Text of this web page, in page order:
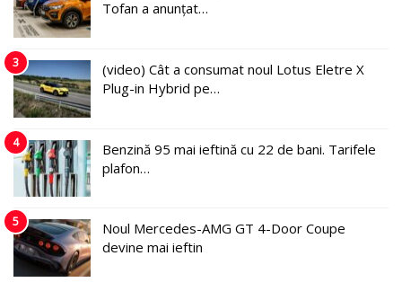
Tofan a anunțat…
3
(video) Cât a consumat noul Lotus Eletre X
Plug-in Hybrid pe…
4
Benzină 95 mai ieftină cu 22 de bani. Tarifele
plafon…
5
Noul Mercedes-AMG GT 4-Door Coupe
devine mai ieftin